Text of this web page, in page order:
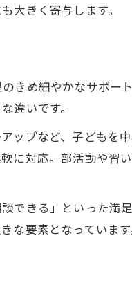
大きく寄与します。
きめ細やかなサポ
違いです。
プなど、子どもを
に対応。部活動や習
できる」といった満
要素となっています